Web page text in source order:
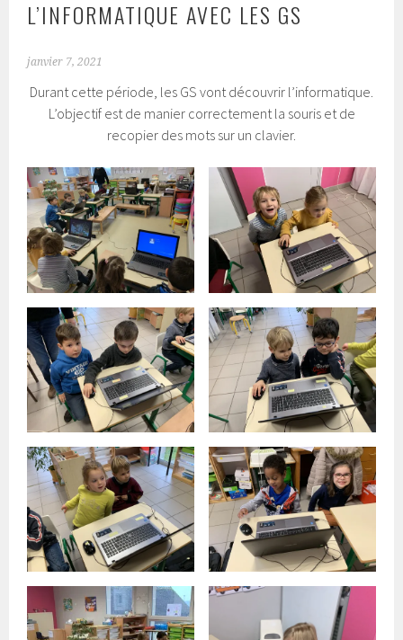
L’INFORMATIQUE AVEC LES GS
janvier 7, 2021
Durant cette période, les GS vont découvrir l’informatique.
L’objectif est de manier correctement la souris et de
recopier des mots sur un clavier.